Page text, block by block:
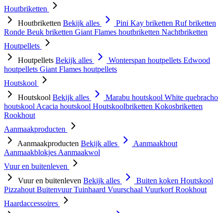
Houtbriketten
Houtbriketten Bekijk alles Pini Kay briketten Ruf briketten
Ronde Beuk briketten Giant Flames houtbriketten Nachtbriketten
Houtpellets
Houtpellets Bekijk alles Wonterspan houtpellets Edwood
houtpellets Giant Flames houtpellets
Houtskool
Houtskool Bekijk alles Marabu houtskool White quebracho
houtskool Acacia houtskool Houtskoolbriketten Kokosbriketten
Rookhout
Aanmaakproducten
Aanmaakproducten Bekijk alles
Aanmaakhout
Aanmaakblokjes Aanmaakwol
Vuur en buitenleven
Vuur en buitenleven Bekijk alles Buiten koken Houtskool
Pizzahout BuitenvuurTuinhaard Vuurschaal VuurkorfRookhout
Haardaccessoires